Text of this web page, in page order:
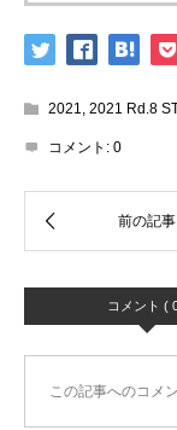
2021, 2021 Rd.8
コメント: 0
コメント (
この記事へのコメ